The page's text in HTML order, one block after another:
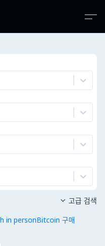
in personBitcoin 구매
 고급 검색